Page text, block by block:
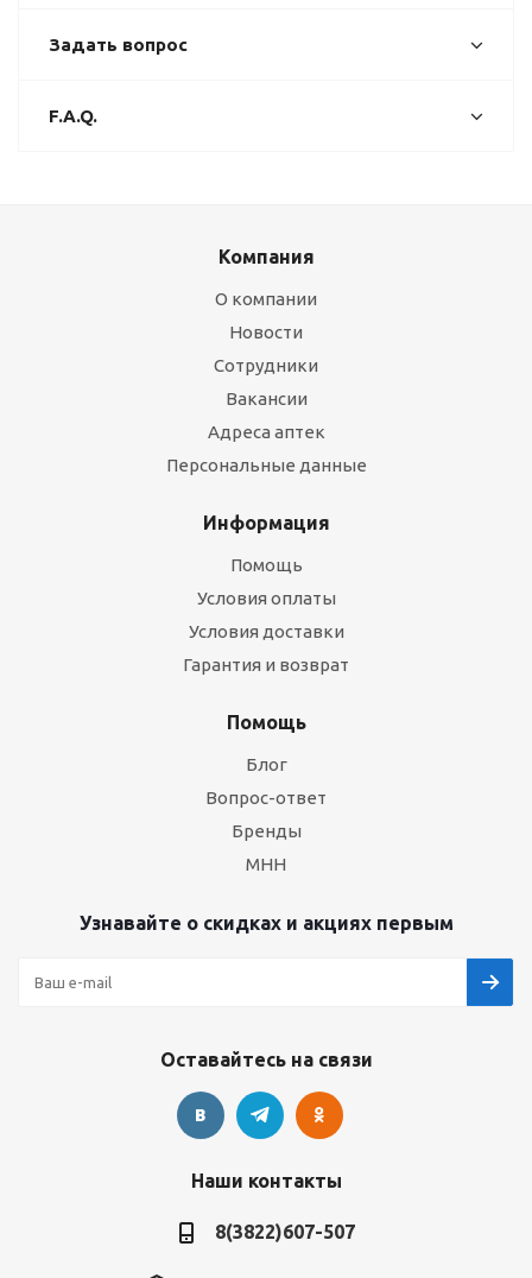
Задать вопрос
F.A.Q.
Компания
О компании
Новости
Сотрудники
Вакансии
Адреса аптек
Персональные данные
Информация
Помощь
Условия оплаты
Условия доставки
Гарантия и возврат
Помощь
Блог
Вопрос-ответ
Бренды
МНН
Узнавайте о скидках и акциях первым
Оставайтесь на связи
Наши контакты
8(3822)607-507